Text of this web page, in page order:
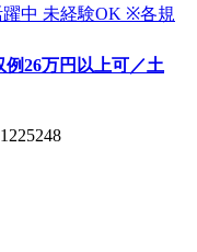
例26万円以上可／土